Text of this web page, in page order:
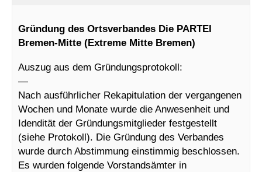
Gründung des Ortsverbandes Die PARTEI
Bremen-Mitte (Extreme Mitte Bremen)
Auszug aus dem Gründungsprotokoll:
—
Nach ausführlicher Rekapitulation der vergangenen
Wochen und Monate wurde die Anwesenheit und
Idendität der Gründungsmitglieder festgestellt
(siehe Protokoll). Die Gründung des Verbandes
wurde durch Abstimmung einstimmig beschlossen.
Es wurden folgende Vorstandsämter in